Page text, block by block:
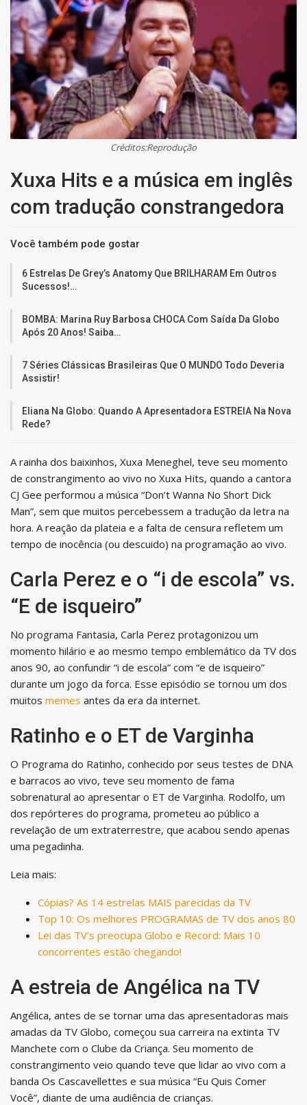
Créditos:Reprodução
Xuxa Hits e a música em inglês
com tradução constrangedora
Você também pode gostar
6 Estrelas De Grey’s Anatomy Que BRILHARAM Em Outros
Sucessos!…
BOMBA: Marina Ruy Barbosa CHOCA Com Saída Da Globo
Após 20 Anos! Saiba…
7 Séries Clássicas Brasileiras Que O MUNDO Todo Deveria
Assistir!
Eliana Na Globo: Quando A Apresentadora ESTREIA Na Nova
Rede?
A rainha dos baixinhos, Xuxa Meneghel, teve seu momento
de constrangimento ao vivo no Xuxa Hits, quando a cantora
CJ Gee performou a música “Don’t Wanna No Short Dick
Man”, sem que muitos percebessem a tradução da letra na
hora. A reação da plateia e a falta de censura refletem um
tempo de inocência (ou descuido) na programação ao vivo.
Carla Perez e o “i de escola” vs.
“E de isqueiro”
No programa Fantasia, Carla Perez protagonizou um
momento hilário e ao mesmo tempo emblemático da TV dos
anos 90, ao confundir “i de escola” com “e de isqueiro”
durante um jogo da forca. Esse episódio se tornou um dos
muitos memes antes da era da internet.
Ratinho e o ET de Varginha
O Programa do Ratinho, conhecido por seus testes de DNA
e barracos ao vivo, teve seu momento de fama
sobrenatural ao apresentar o ET de Varginha. Rodolfo, um
dos repórteres do programa, prometeu ao público a
revelação de um extraterrestre, que acabou sendo apenas
uma pegadinha.
Leia mais:
Cópias? As 14 estrelas MAIS parecidas da TV
Top 10: Os melhores PROGRAMAS de TV dos anos 80
Lei das TV’s preocupa Globo e Record: Mais 10
concorrentes estão chegando!
A estreia de Angélica na TV
Angélica, antes de se tornar uma das apresentadoras mais
amadas da TV Globo, começou sua carreira na extinta TV
Manchete com o Clube da Criança. Seu momento de
constrangimento veio quando teve que lidar ao vivo com a
banda Os Cascavellettes e sua música “Eu Quis Comer
Você”, diante de uma audiência de crianças.